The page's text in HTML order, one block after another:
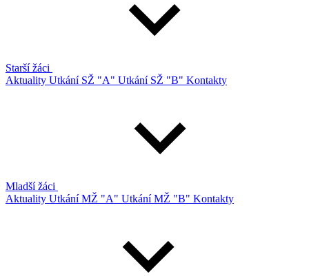
Starší žáci
Aktuality Utkání SŽ "A" Utkání SŽ "B" Kontakty
Mladší žáci
Aktuality Utkání MŽ "A" Utkání MŽ "B" Kontakty